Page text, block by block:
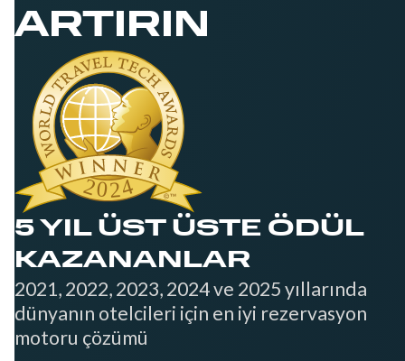
ARTIRIN
5 YIL ÜST ÜSTE ÖDÜL
KAZANANLAR
2021, 2022, 2023, 2024 ve 2025 yıllarında
dünyanın otelcileri için en iyi rezervasyon
motoru çözümü